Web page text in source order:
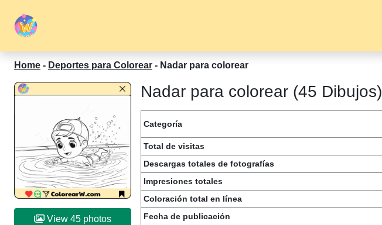
Home - Deportes para Colorear - Nadar para colorear
View 45 photos
Nadar para colorear (45 Dibujos)
Categoría
Total de visitas
Descargas totales de fotografías
Impresiones totales
Coloración total en línea
Fecha de publicación